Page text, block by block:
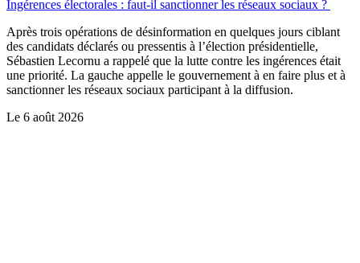
Ingérences électorales : faut-il sanctionner les réseaux sociaux ?
Après trois opérations de désinformation en quelques jours ciblant
des candidats déclarés ou pressentis à l’élection présidentielle,
Sébastien Lecornu a rappelé que la lutte contre les ingérences était
une priorité. La gauche appelle le gouvernement à en faire plus et à
sanctionner les réseaux sociaux participant à la diffusion.
Le 6 août 2026